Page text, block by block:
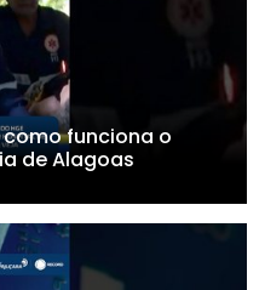
como funciona o
de Alagoas